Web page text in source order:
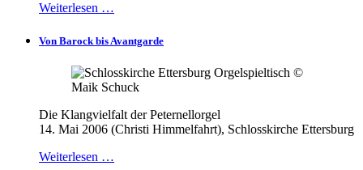
Weiterlesen …
Von Barock bis Avantgarde
Die Klangvielfalt der Peternellorgel
14. Mai 2006 (Christi Himmelfahrt), Schlosskirche Ettersburg
Weiterlesen …